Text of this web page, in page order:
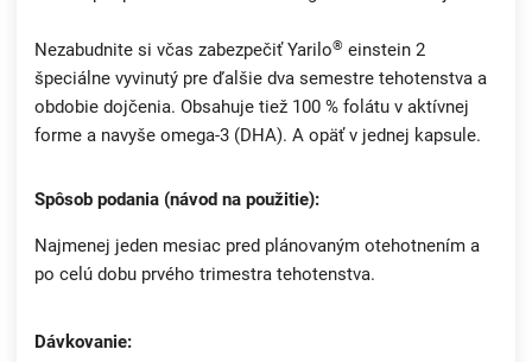
Nezabudnite si včas zabezpečiť Yarilo® einstein 2
špeciálne vyvinutý pre ďalšie dva semestre tehotenstva a
obdobie dojčenia. Obsahuje tiež 100 % folátu v aktívnej
forme a navyše omega-3 (DHA). A opäť v jednej kapsule.
Spôsob podania (návod na použitie):
Najmenej jeden mesiac pred plánovaným otehotnením a
po celú dobu prvého trimestra tehotenstva.
Dávkovanie: